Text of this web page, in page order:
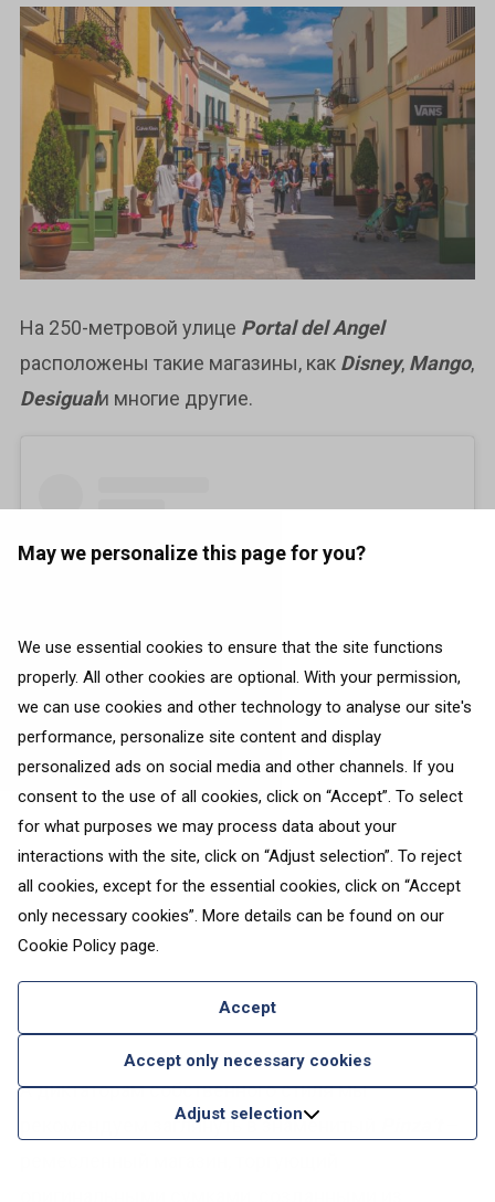
May we personalize this page for you?
We use essential cookies to ensure that the site functions
properly. All other cookies are optional. With your permission,
we can use cookies and other technology to analyse our site's
performance, personalize site content and display
personalized ads on social media and other channels. If you
consent to the use of all cookies, click on “Accept”. To select
for what purposes we may process data about your
interactions with the site, click on “Adjust selection”. To reject
all cookies, except for the essential cookies, click on “Accept
only necessary cookies”. More details can be found on our
Cookie Policy page.
Accept
Accept only necessary cookies
Adjust selection
На 250-метровой улице Portal del Angel
расположены такие магазины, как Disney, Mango,
Desigualи многие другие.
View this post on Instagram
А диктаторам собственного стиля мы
рекомендуем заглянуть в знаменитый